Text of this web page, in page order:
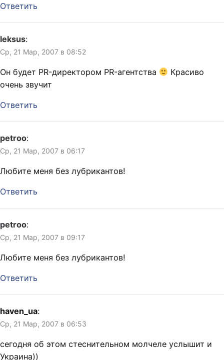
Ответить
leksus:
Ср, 21 Мар, 2007 в 08:52
Он будет PR-директором PR-агентства
Красиво
очень звучит
Ответить
petroo:
Ср, 21 Мар, 2007 в 06:17
Любите меня без лубрикантов!
Ответить
petroo:
Ср, 21 Мар, 2007 в 09:17
Любите меня без лубрикантов!
Ответить
haven_ua:
Ср, 21 Мар, 2007 в 06:53
сегодня об этом стеснительном молчеле услышит и
Украина))